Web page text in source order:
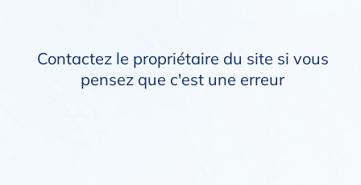
Contactez le propriétaire du site si vous
pensez que c'est une erreur